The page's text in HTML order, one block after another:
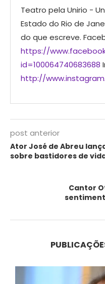
Teatro pela Unirio -
Estado do Rio de
do que escreve.
https://
id=100064740683688
http://
post anterior
Ator José de Abreu
sobre bastidores de
Cantor